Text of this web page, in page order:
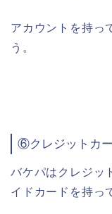
アカウントを持っ
う。
⑥クレジットカ
バケパはクレジッ
イドカードを持っ